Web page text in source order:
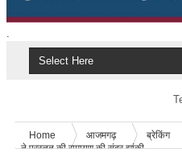
.
Home आजमगढ़ ब्रेकिंग
ने प्रस्तुत की रामायण की सुंदर झांकी